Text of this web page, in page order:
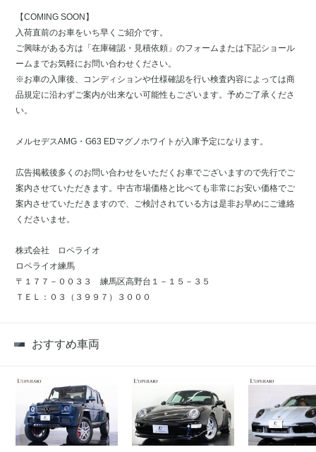
【COMING SOON】
入荷直前のお車をいち早くご紹介です。
ご興味がある方は「在庫確認・見積依頼」のフォームまたは下記ショール
ームまでお気軽にお問い合わせください。
※お車の入庫後、コンディションや仕様確認を行い検査内容によっては商
品規定に沿わずご案内が出来ない可能性もございます。予めご了承くださ
い。
メルセデスAMG・G63 EDマグノホワイトが入庫予定になります。
広告掲載後多くのお問い合わせをいただくお車でございますので先行でご
案内させていただきます。中古市場価格と比べても非常にお安い価格でご
案内させていただきますので、ご検討されている方は是非お早めにご連絡
くださいませ。
株式会社 ロペライオ
ロペライオ練馬
〒１７７－００３３ 練馬区高野台１－１５－３５
ＴＥＬ：０３（３９９７）３０００
おすすめ車両